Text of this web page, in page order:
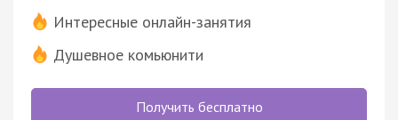
Интересные онлайн-занятия
Душевное комьюнити
Получить бесплатно